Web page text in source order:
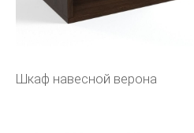
Шкаф навесной верона